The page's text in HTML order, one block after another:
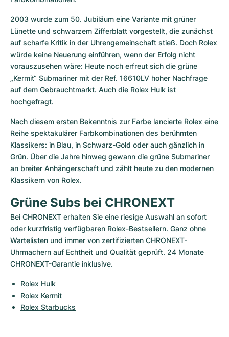
2003 wurde zum 50. Jubiläum eine Variante mit grüner
Lünette und schwarzem Zifferblatt vorgestellt, die zunächst
auf scharfe Kritik in der Uhrengemeinschaft stieß. Doch Rolex
würde keine Neuerung einführen, wenn der Erfolg nicht
vorauszusehen wäre: Heute noch erfreut sich die grüne
„Kermit“ Submariner mit der Ref. 16610LV hoher Nachfrage
auf dem Gebrauchtmarkt. Auch die Rolex Hulk ist
hochgefragt.
Nach diesem ersten Bekenntnis zur Farbe lancierte Rolex eine
Reihe spektakulärer Farbkombinationen des berühmten
Klassikers: in Blau, in Schwarz-Gold oder auch gänzlich in
Grün. Über die Jahre hinweg gewann die grüne Submariner
an breiter Anhängerschaft und zählt heute zu den modernen
Klassikern von Rolex.
Grüne Subs bei CHRONEXT
Bei CHRONEXT erhalten Sie eine riesige Auswahl an sofort
oder kurzfristig verfügbaren Rolex-Bestsellern. Ganz ohne
Wartelisten und immer von zertifizierten CHRONEXT-
Uhrmachern auf Echtheit und Qualität geprüft. 24 Monate
CHRONEXT-Garantie inklusive.
Rolex Hulk
Rolex Kermit
Rolex Starbucks